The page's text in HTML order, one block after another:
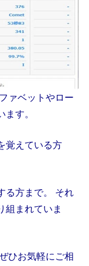
ァベットやロー
す。
覚えている方
る方まで。 それ
組まれていま
ひお気軽にご相